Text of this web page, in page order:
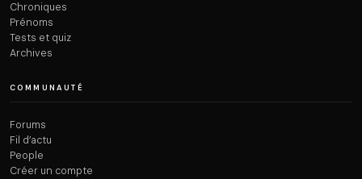
Chroniques
Prénoms
Tests et quiz
Archives
COMMUNAUTÉ
Forums
Fil d’actu
People
Créer un compte